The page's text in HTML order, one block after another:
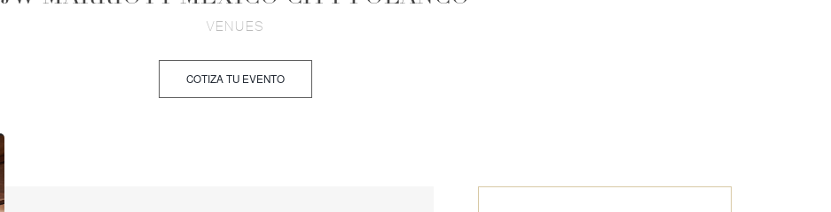
VENUES
COTIZA TU EVENTO